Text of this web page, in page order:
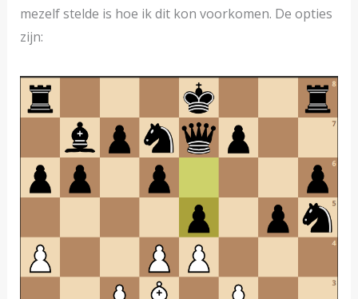
mezelf stelde is hoe ik dit kon voorkomen. De opties
zijn: